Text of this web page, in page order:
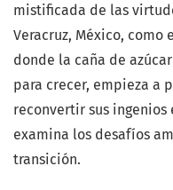
mistificada de las
Veracruz, México, como
donde la caña de
para crecer, empieza a
reconvertir sus
examina los desafíos
transición.